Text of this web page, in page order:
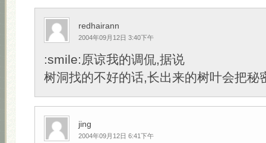
redhairann
2004年09月12日 3:40下午
:smile:原谅我的调侃,据说
树洞找的不好的话,长出来的树叶会把秘
jing
2004年09月12日 6:41下午